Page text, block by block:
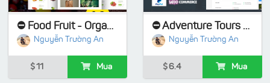
⛔ Food Fruit - Organic Farm, Natural RTL Responsive WooCommerce - Có hướng dẫn kích hoạt cài full demo
Nguyễn Trường An
11 Mua
⛔ Adventure Tours - WordPress Tour/Travel Theme - Có hướng dẫn kích hoạt cài full demo
Nguyễn Trường An
6.4 Mua